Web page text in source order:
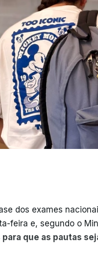
dos exames
feira e, segundo o
que as pautas